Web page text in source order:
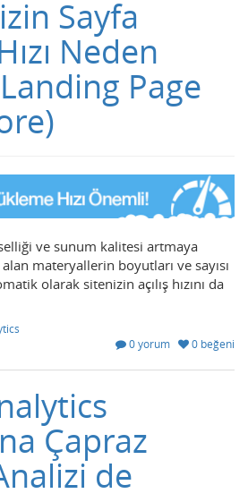
Sayfa
Neden
Page
ve sunum kalitesi artmaya
materyallerin boyutları ve sayısı
olarak sitenizin açılış hızını da
0 yorum
0 beğeni
Çapraz
de